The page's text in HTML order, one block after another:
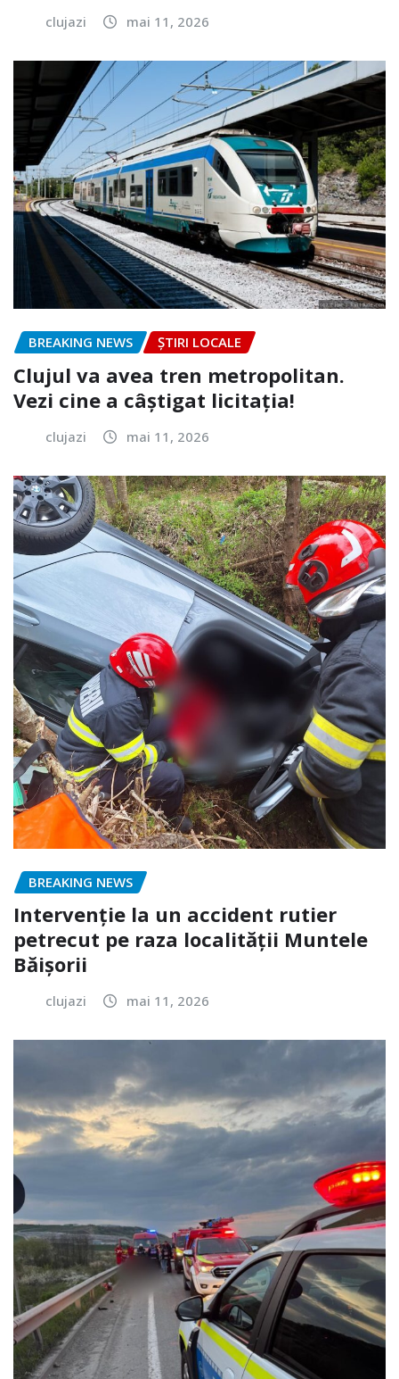
clujazi mai 11, 2026
BREAKING NEWS ȘTIRI LOCALE
Clujul va avea tren metropolitan.
Vezi cine a câștigat licitația!
clujazi mai 11, 2026
BREAKING NEWS
Intervenție la un accident rutier
petrecut pe raza localității Muntele
Băișorii
clujazi mai 11, 2026